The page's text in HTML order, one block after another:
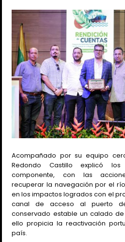
Acompañado por su equipo
Redondo Castillo explicó
componente, con las
recuperar la navegación por el
en los impactos logrados con el
canal de acceso al puerto
conservado estable un calado
ello propicia la reactivación
país.